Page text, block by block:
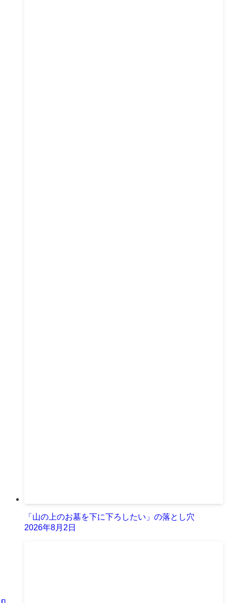
「山の上のお墓を下に下ろしたい」の落とし穴
2026年8月2日